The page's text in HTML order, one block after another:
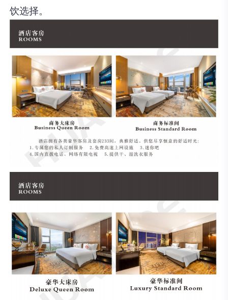
饮选择‌。